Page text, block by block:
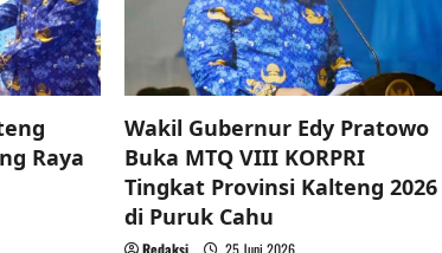
Raya
Wakil Gubernur Edy Pratowo
Buka MTQ VIII KORPRI
Tingkat Provinsi Kalteng 2026
di Puruk Cahu
Redaksi 25 Juni 2026